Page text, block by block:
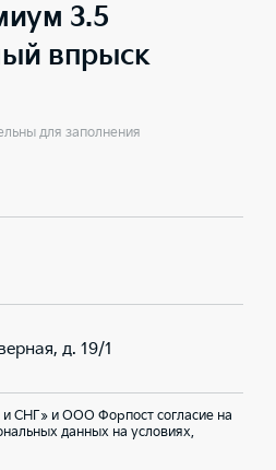
3.5
впрыск
для заполнения
д. 19/1
СНГ» и ООО Форпост согласие на
данных на условиях,